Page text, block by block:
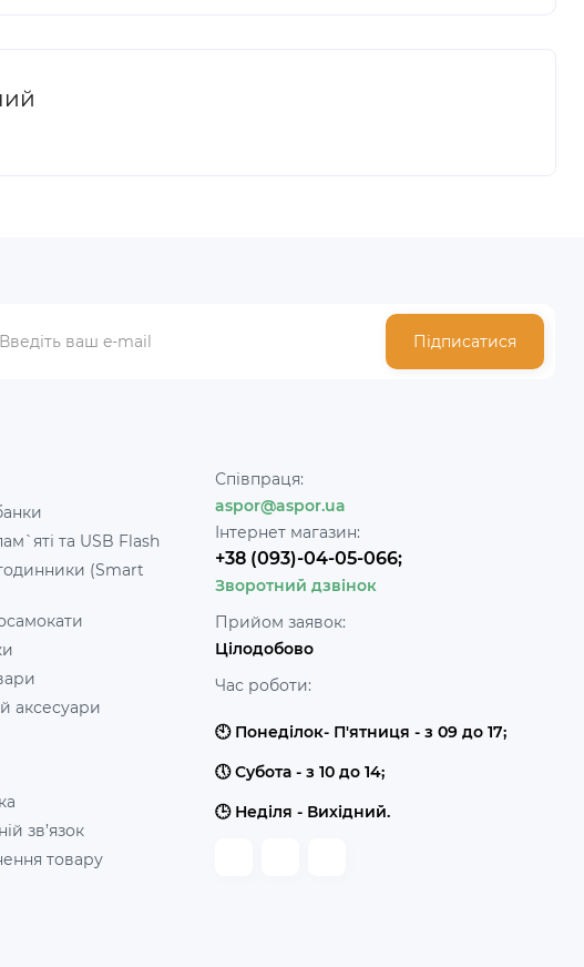
Підписатися
та USB Flash
(Smart
й аксесуари
зв’язок
товару
Співпраця:
aspor@aspor.ua
Інтернет магазин:
+38 (093)-04-05-066;
Зворотний дзвінок
Прийом заявок:
Цілодобово
Час роботи:
🕙 Понеділок- П'ятниця - з 09 до 17;
🕔 Субота - з 10 до 14;
🕒 Неділя - Вихідний.